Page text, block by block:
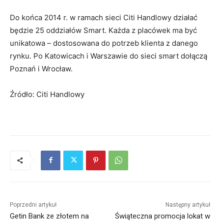
Do końca 2014 r. w ramach sieci Citi Handlowy działać
będzie 25 oddziałów Smart. Każda z placówek ma być
unikatowa – dostosowana do potrzeb klienta z danego
rynku. Po Katowicach i Warszawie do sieci smart dołączą
Poznań i Wrocław.
Źródło: Citi Handlowy
Poprzedni artykuł
Getin Bank ze złotem na
Następny artykuł
Świąteczna promocja lokat w